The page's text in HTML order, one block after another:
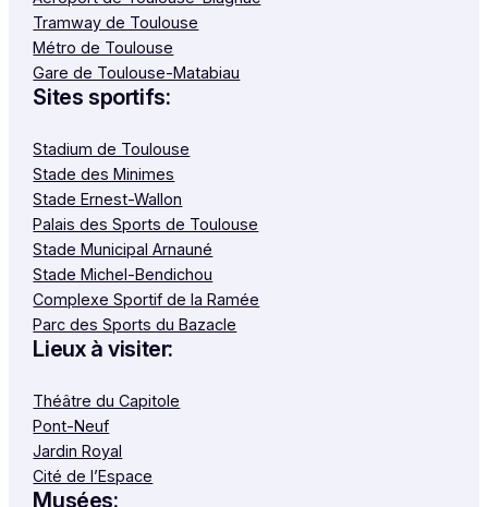
Tramway de Toulouse
Métro de Toulouse
Gare de Toulouse-Matabiau
Sites sportifs:
Stadium de Toulouse
Stade des Minimes
Stade Ernest-Wallon
Palais des Sports de Toulouse
Stade Municipal Arnauné
Stade Michel-Bendichou
Complexe Sportif de la Ramée
Parc des Sports du Bazacle
Lieux à visiter:
Théâtre du Capitole
Pont-Neuf
Jardin Royal
Cité de l’Espace
Musées: